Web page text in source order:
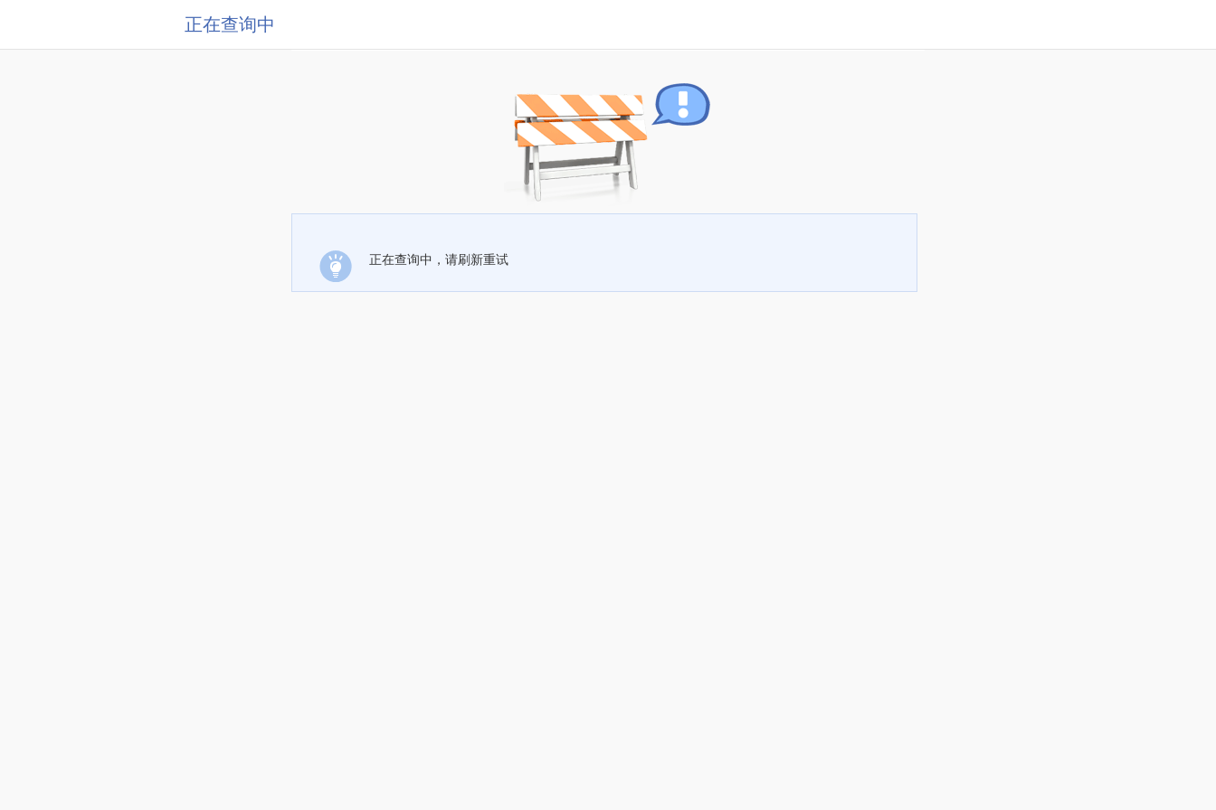
正在查询中
正在查询中，请刷新重试